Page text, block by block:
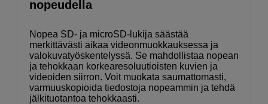
nopeudella
Nopea SD- ja microSD-lukija säästää
merkittävästi aikaa videonmuokkauksessa ja
valokuvatyöskentelyssä. Se mahdollistaa nopean
ja tehokkaan korkearesoluutioisten kuvien ja
videoiden siirron. Voit muokata saumattomasti,
varmuuskopioida tiedostoja nopeammin ja tehdä
jälkituotantoa tehokkaasti.